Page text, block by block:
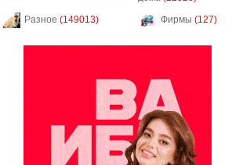
Разное (149013) Фирмы (127)